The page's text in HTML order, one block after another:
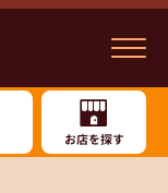
お店を探す